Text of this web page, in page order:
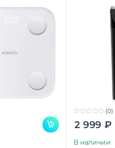
o
o
(0)
2 999 ₽
В наличии